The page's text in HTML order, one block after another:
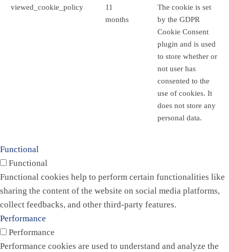
viewed_cookie_policy
11
months
The cookie is set
by the GDPR
Cookie Consent
plugin and is used
to store whether or
not user has
consented to the
use of cookies. It
does not store any
personal data.
Functional
Functional
Functional cookies help to perform certain functionalities like
sharing the content of the website on social media platforms,
collect feedbacks, and other third-party features.
Performance
Performance
Performance cookies are used to understand and analyze the